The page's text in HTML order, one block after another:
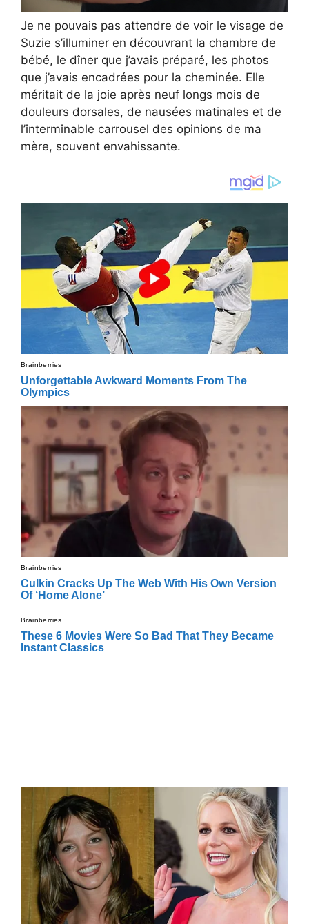
Je ne pouvais pas attendre de voir le visage de
Suzie s’illuminer en découvrant la chambre de
bébé, le dîner que j’avais préparé, les photos
que j’avais encadrées pour la cheminée. Elle
méritait de la joie après neuf longs mois de
douleurs dorsales, de nausées matinales et de
l’interminable carrousel des opinions de ma
mère, souvent envahissante.